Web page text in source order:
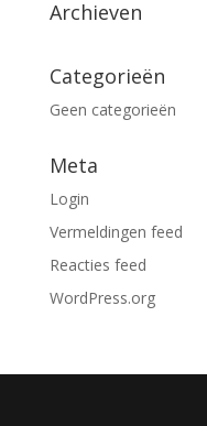
Archieven
Categorieën
Geen categorieën
Meta
Login
Vermeldingen feed
Reacties feed
WordPress.org